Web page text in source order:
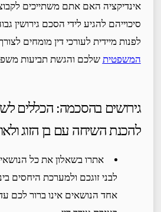
אינדיקציה האם אתם משתייכים
סיכוייהם להגיע לידי הסכם גירושין
לפנות מיידית לעורכי דין מומחים לצורך
המשפטיתשלכם והגשת תביעות
גירושים בהסכמה: הכללים
להכנת השיחה עם בן הזוג
אתרו בשאלון את כל
לבני זוגכם ולמערכת היחסים
אחד הנושאים אינו ברור לכם עד